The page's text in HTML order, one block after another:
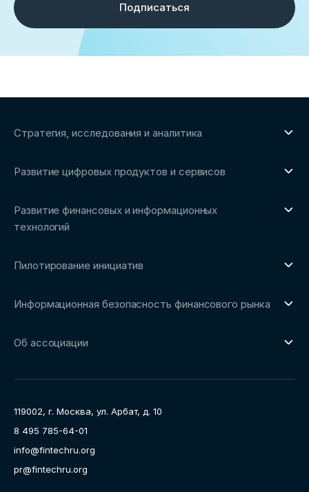
Подписаться
Стратегия, исследования и аналитика
Обзоры рынка и аналитические исследования
Трендвотчинг и информационный сервис
Развитие цифровых продуктов и сервисов
Развитие финансовых и информационных
технологий
Репозиторий Ассоциации
Рабочие группы
Пилотирование инициатив
Площадка пилотного тестирования
Информационная безопасность финансового рынка
Направления работы
Об ассоциации
Карьера
Контакты
Документы
119002, г. Москва, ул. Арбат, д. 10
8 495 785-64-01
info@fintechru.org
pr@fintechru.org